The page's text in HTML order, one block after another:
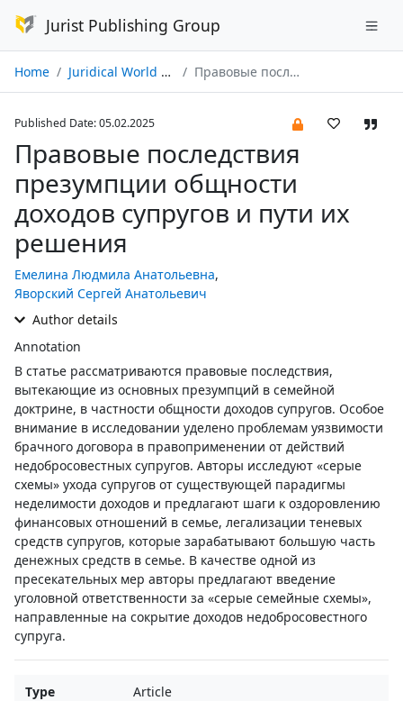
Jurist Publishing Group
Home Juridical World № 02/2025 Правовые последствия презумпции общности доходов супругов и пути их решения
Published Date: 05.02.2025
Правовые последствия
презумпции общности
доходов супругов и пути их
решения
Емелина Людмила Анатольевна,
Яворский Сергей Анатольевич
Author details
Annotation
В статье рассматриваются правовые последствия,
вытекающие из основных презумпций в семейной
доктрине, в частности общности доходов супругов. Особое
внимание в исследовании уделено проблемам уязвимости
брачного договора в правоприменении от действий
недобросовестных супругов. Авторы исследуют «серые
схемы» ухода супругов от существующей парадигмы
неделимости доходов и предлагают шаги к оздоровлению
финансовых отношений в семье, легализации теневых
средств супругов, которые зарабатывают большую часть
денежных средств в семье. В качестве одной из
пресекательных мер авторы предлагают введение
уголовной ответственности за «серые семейные схемы»,
направленные на сокрытие доходов недобросовестного
супруга.
Type
Article